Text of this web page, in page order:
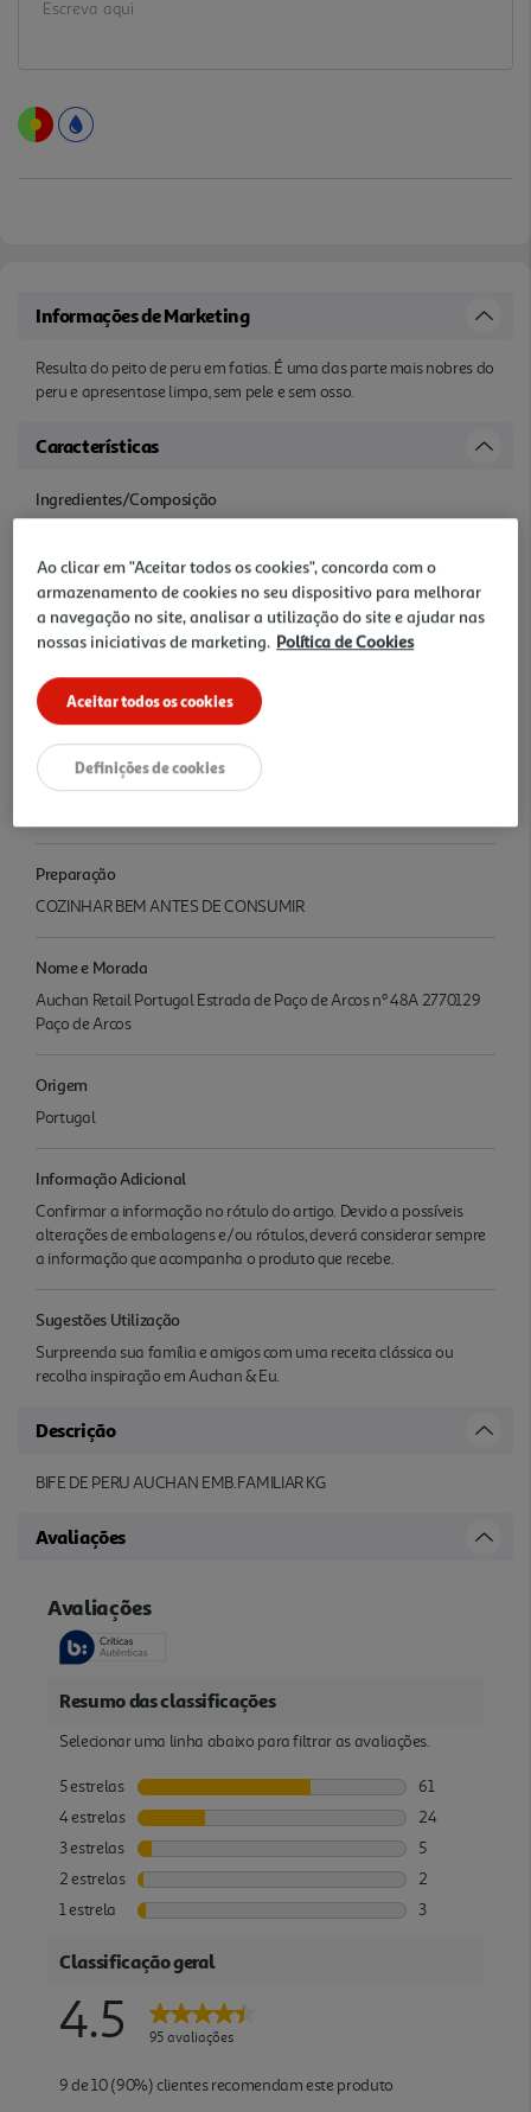
Informações de Marketing
Resulta do peito de peru em fatias. É uma das parte mais nobres do
peru e apresentase limpa, sem pele e sem osso.
Características
Ingredientes/Composição
Conservação
Conservar entre 0 e 4 graus
Informações
0.00
Denominação
Preparação
COZINHAR BEM ANTES DE CONSUMIR
Nome e Morada
Auchan Retail Portugal Estrada de Paço de Arcos nº 48A 2770129
Paço de Arcos
Origem
Portugal
Informação Adicional
Confirmar a informação no rótulo do artigo. Devido a possíveis
alterações de embalagens e/ou rótulos, deverá considerar sempre
a informação que acompanha o produto que recebe.
Sugestões Utilização
Surpreenda sua família e amigos com uma receita clássica ou
recolha inspiração em Auchan & Eu.
Descrição
BIFE DE PERU AUCHAN EMB.FAMILIAR KG
Avaliações
Ao clicar em "Aceitar todos os cookies", concorda com o
armazenamento de cookies no seu dispositivo para melhorar
a navegação no site, analisar a utilização do site e ajudar nas
nossas iniciativas de marketing. Política de Cookies
Aceitar todos os cookies
Definições de cookies